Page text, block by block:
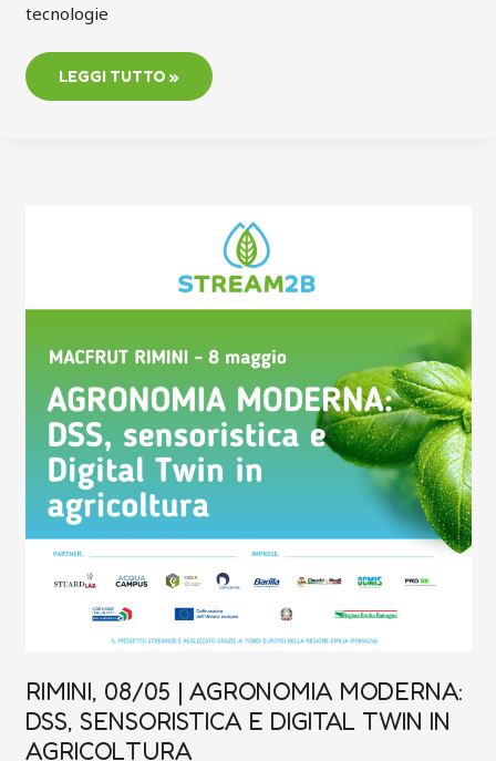
tecnologie
LEGGI TUTTO »
RIMINI, 08/05 | AGRONOMIA MODERNA:
DSS, SENSORISTICA E DIGITAL TWIN IN
AGRICOLTURA
SENSORISTICA
TWIN
IN
AGRICOLTURA